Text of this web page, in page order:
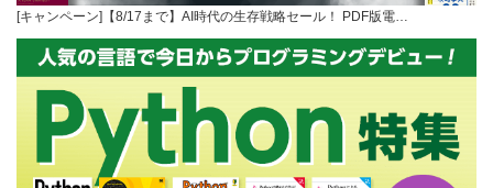
[キャンペーン]【8/17まで】AI時代の生存戦略セール！ PDF版電…